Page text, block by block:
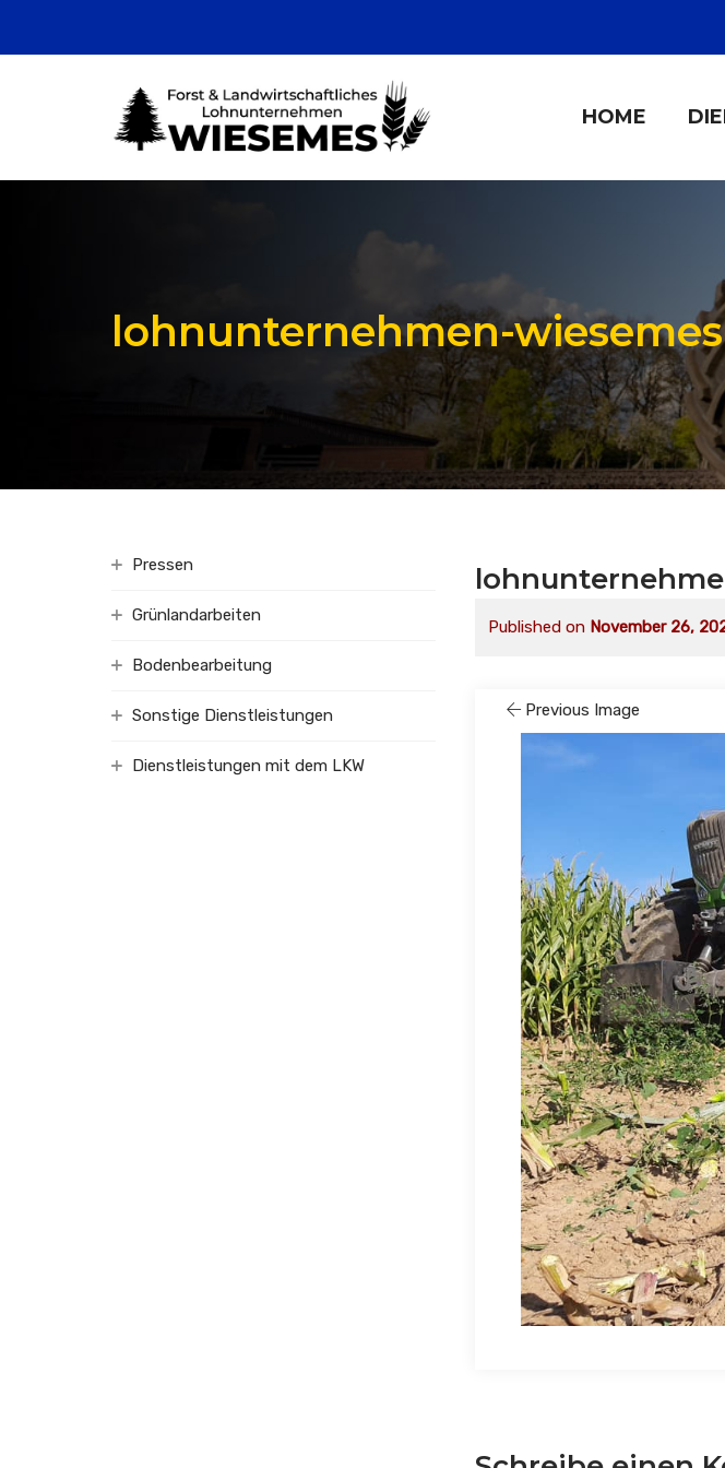
HOME
lohnunternehmen-
Published on November 26,
Previous Image
Pressen
Grünlandarbeiten
Bodenbearbeitung
Sonstige Dienstleistungen
Dienstleistungen mit dem LKW